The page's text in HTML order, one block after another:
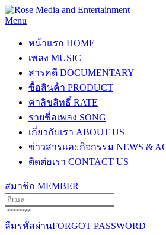
Menu
หน้าแรก HOME
เพลง MUSIC
สารคดี DOCUMENTARY
ซื้อสินค้า PRODUCT
ค่าลิขสิทธิ์ RATE
รายชื่อเพลง SONG
เกี่ยวกับเรา ABOUT US
ข่าวสารและกิจกรรม NEWS &
ติดต่อเรา CONTACT US
สมาชิก MEMBER
ลืมรหัสผ่านFORGOT PASSWORD